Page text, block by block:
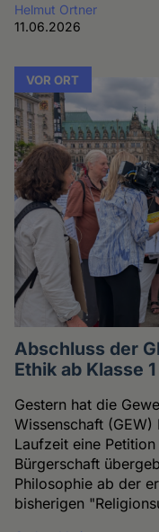
Helmut Ortner
11.06.2026
VOR ORT
Abschluss der
Ethik ab Klasse
Gestern hat die
Wissenschaft
Laufzeit eine
Bürgerschaft
Philosophie ab der
bisherigen